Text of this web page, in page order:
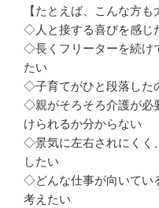
【たとえば、こんな方も
◇人と接する喜びを感じ
◇長くフリーターを続け
たい
◇子育てがひと段落した
◇親がそろそろ介護が必
けられるか分からない
◇景気に左右されにくく
したい
◇どんな仕事が向いてい
考えたい